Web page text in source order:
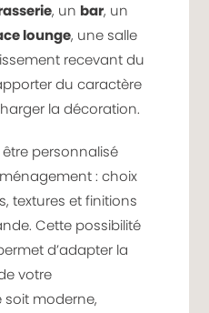
, un bar, un
lounge, une salle
recevant du
du caractère
la décoration.
personnalisé
: choix
textures et finitions
Cette possibilité
d’adapter la
votre
soit moderne,